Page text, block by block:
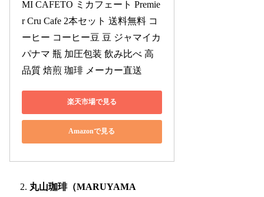
MI CAFETO ミカフェート Premie
r Cru Cafe 2本セット 送料無料 コ
ーヒー コーヒー豆 豆 ジャマイカ
パナマ 瓶 加圧包装 飲み比べ 高
品質 焙煎 珈琲 メーカー直送
楽天市場で見る
Amazonで見る
丸山珈琲（MARUYAMA